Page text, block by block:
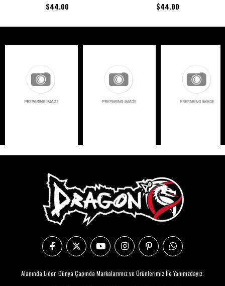
$44.00 $44.00
Alanında Lider. Dünya Çapında Markalarımız ve Ürünlerimiz İle Yanınızdayız.